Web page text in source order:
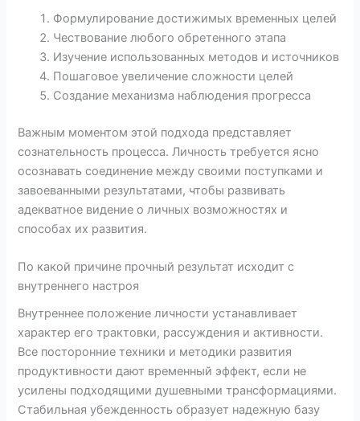
Формулирование достижимых временных целей
Чествование любого обретенного этапа
Изучение использованных методов и источников
Пошаговое увеличение сложности целей
Создание механизма наблюдения прогресса
Важным моментом этой подхода представляет
сознательность процесса. Личность требуется ясно
осознавать соединение между своими поступками и
завоеванными результатами, чтобы развивать
адекватное видение о личных возможностях и
способах их развития.
По какой причине прочный результат исходит с
внутреннего настроя
Внутреннее положение личности устанавливает
характер его трактовки, рассуждения и активности.
Все посторонние техники и методики развития
продуктивности дают временный эффект, если не
усилены подходящими душевными трансформациями.
Стабильная убежденность образует надежную базу